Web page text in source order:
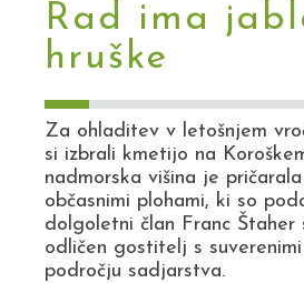
Rad ima
hruške
Za ohladitev v letošnjem
si izbrali kmetijo na
nadmorska višina je
občasnimi plohami, ki so
dolgoletni član Franc
odličen gostitelj s
področju sadjarstva.